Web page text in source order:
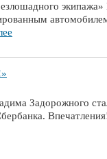
экипажа»
Задорожного